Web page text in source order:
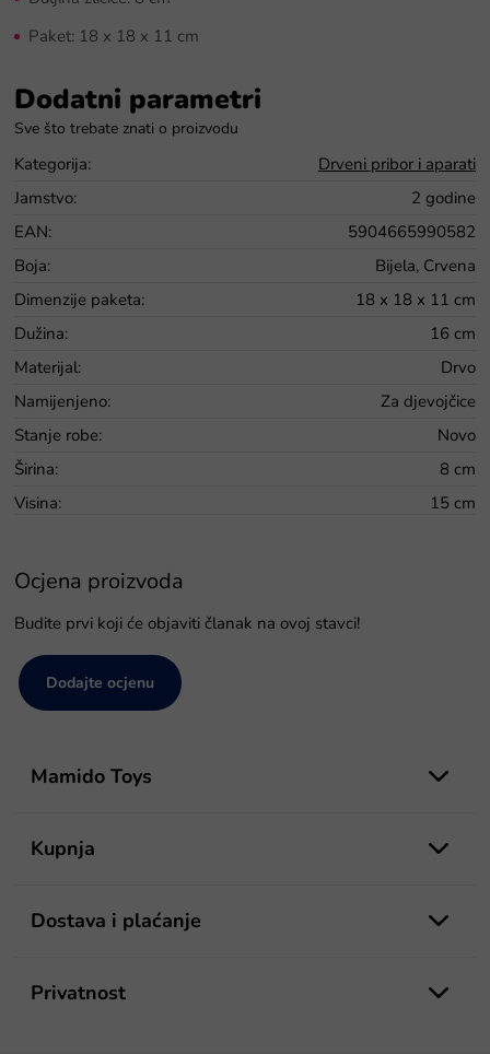
Paket: 18 x 18 x 11 cm
Dodatni parametri
Kategorija:
Drveni pribor i aparati
Jamstvo:
2 godine
EAN:
5904665990582
Boja:
Bijela, Crvena
Dimenzije paketa:
18 x 18 x 11 cm
Dužina:
16 cm
Materijal:
Drvo
Namijenjeno:
Za djevojčice
Stanje robe:
Novo
Širina:
8 cm
Visina: 15 cm
Ocjena proizvoda
Budite prvi koji će objaviti članak na ovoj stavci!
Dodajte ocjenu
Mamido Toys
Kupnja
Dostava i plaćanje
Privatnost